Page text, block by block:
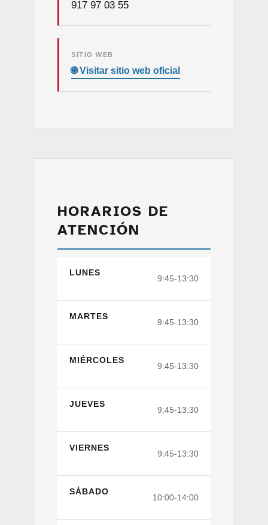
917 97 03 55
SITIO WEB
HORARIOS DE
ATENCIÓN
LUNES
9:45-13:30
MARTES
9:45-13:30
MIÉRCOLES
9:45-13:30
JUEVES
9:45-13:30
VIERNES
9:45-13:30
SÁBADO
10:00-14:00